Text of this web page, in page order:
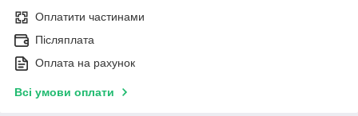
Оплатити частинами
Післяплата
Оплата на рахунок
Всі умови оплати